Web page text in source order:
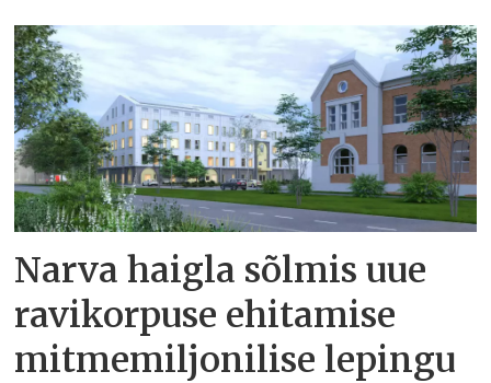
Narva haigla sõlmis uue
ravikorpuse ehitamise
mitmemiljonilise lepingu